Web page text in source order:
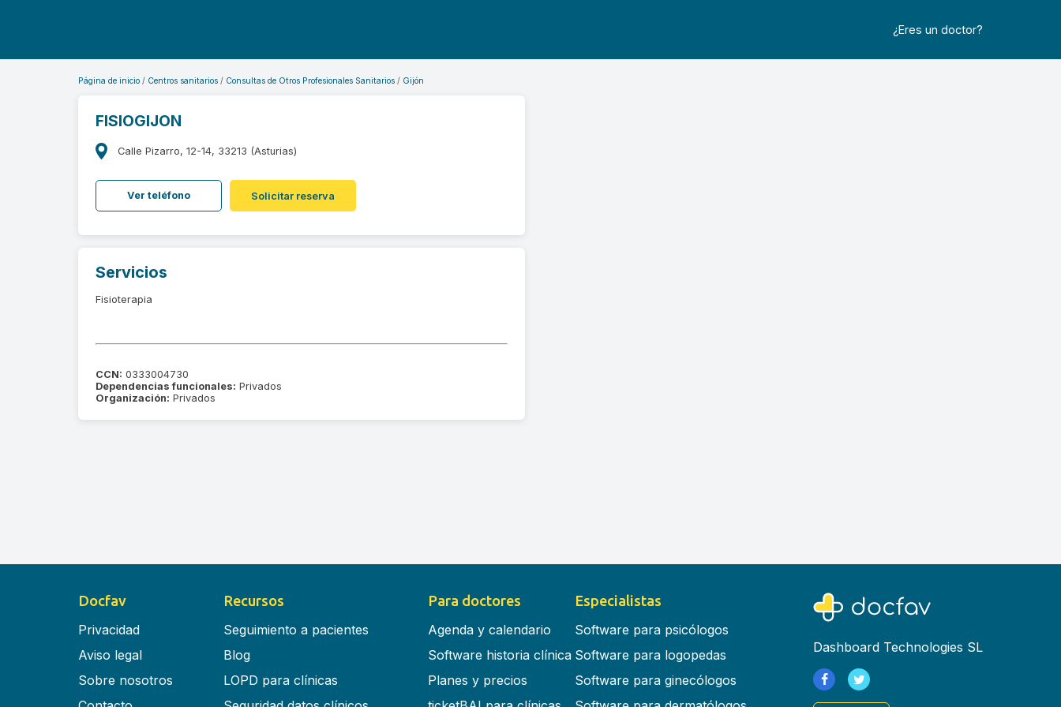
¿Eres un doctor?
Página de inicio Centros sanitarios Consultas de Otros Profesionales Sanitarios Gijón
FISIOGIJON
Calle Pizarro, 12-14, 33213 (Asturias)
Ver teléfono Solicitar reserva
Servicios
Fisioterapia
CCN: 0333004730
Dependencias funcionales: Privados
Organización: Privados
Docfav
Privacidad
Aviso legal
Sobre nosotros
Recursos
Seguimiento a pacientes
Blog
LOPD para clínicas
Para doctores
Agenda y calendario
Software historia clínica
Planes y precios
Especialistas
Software para psicólogos
Software para logopedas
Software para ginecólogos
Dashboard Technologies SL